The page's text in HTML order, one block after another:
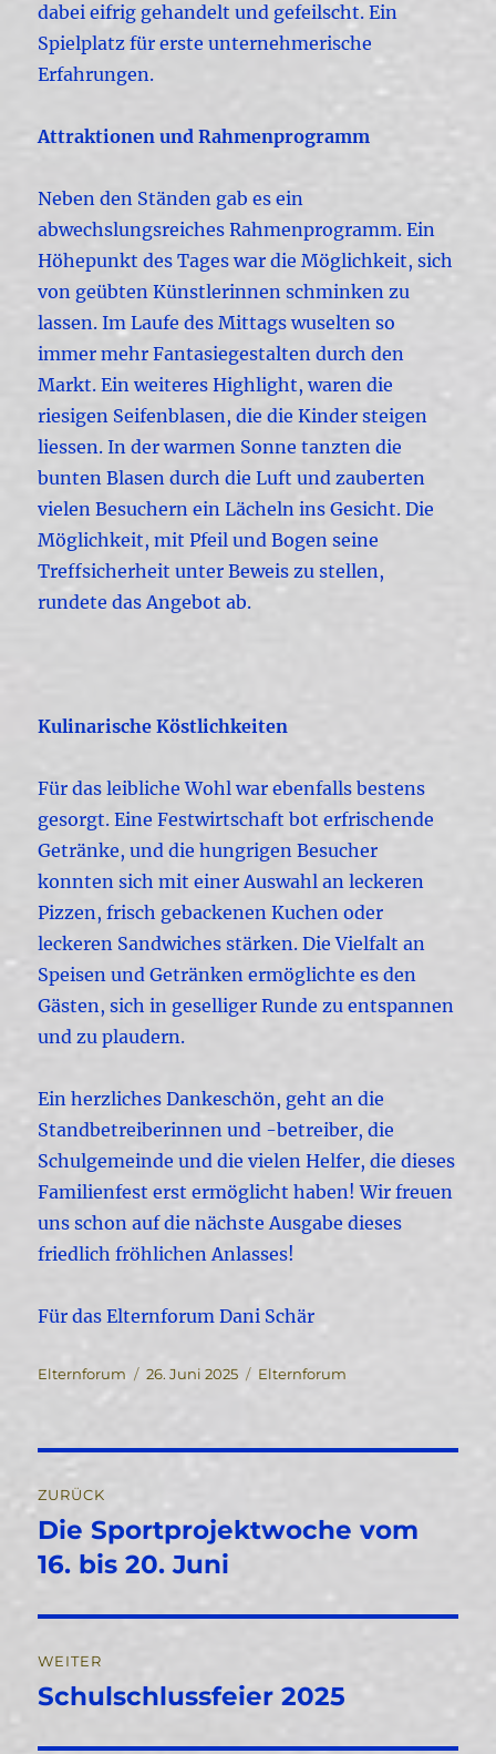
dabei eifrig gehandelt und gefeilscht. Ein
Spielplatz für erste unternehmerische
Erfahrungen.
Attraktionen und Rahmenprogramm
Neben den Ständen gab es ein
abwechslungsreiches Rahmenprogramm. Ein
Höhepunkt des Tages war die Möglichkeit, sich
von geübten Künstlerinnen schminken zu
lassen. Im Laufe des Mittags wuselten so
immer mehr Fantasiegestalten durch den
Markt. Ein weiteres Highlight, waren die
riesigen Seifenblasen, die die Kinder steigen
liessen. In der warmen Sonne tanzten die
bunten Blasen durch die Luft und zauberten
vielen Besuchern ein Lächeln ins Gesicht. Die
Möglichkeit, mit Pfeil und Bogen seine
Treffsicherheit unter Beweis zu stellen,
rundete das Angebot ab.
Kulinarische Köstlichkeiten
Für das leibliche Wohl war ebenfalls bestens
gesorgt. Eine Festwirtschaft bot erfrischende
Getränke, und die hungrigen Besucher
konnten sich mit einer Auswahl an leckeren
Pizzen, frisch gebackenen Kuchen oder
leckeren Sandwiches stärken. Die Vielfalt an
Speisen und Getränken ermöglichte es den
Gästen, sich in geselliger Runde zu entspannen
und zu plaudern.
Ein herzliches Dankeschön, geht an die
Standbetreiberinnen und -betreiber, die
Schulgemeinde und die vielen Helfer, die dieses
Familienfest erst ermöglicht haben! Wir freuen
uns schon auf die nächste Ausgabe dieses
friedlich fröhlichen Anlasses!
Für das Elternforum Dani Schär
Autor
Elternforum
Veröffentlicht
26. Juni 2025 Kategorien
Elternforum
Beitragsnavigation
ZURÜCK
Vorheriger
Beitrag:
Die Sportprojektwoche vom
16. bis 20. Juni
WEITER
Nächster
Schulschlussfeier 2025